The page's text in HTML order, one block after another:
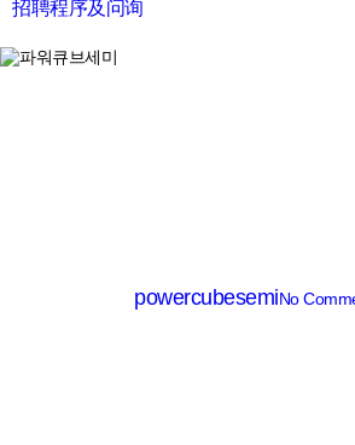
招聘程序及问询
search
powercubesemiNo